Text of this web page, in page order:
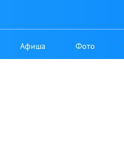
Афиша Фото